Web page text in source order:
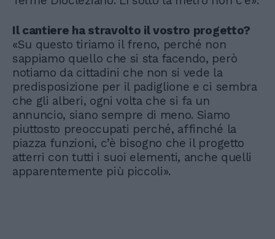
Il cantiere ha stravolto il vostro progetto?
«Su questo tiriamo il freno, perché non
sappiamo quello che si sta facendo, però
notiamo da cittadini che non si vede la
predisposizione per il padiglione e ci sembra
che gli alberi, ogni volta che si fa un
annuncio, siano sempre di meno. Siamo
piuttosto preoccupati perché, affinché la
piazza funzioni, c’è bisogno che il progetto
atterri con tutti i suoi elementi, anche quelli
apparentemente più piccoli».